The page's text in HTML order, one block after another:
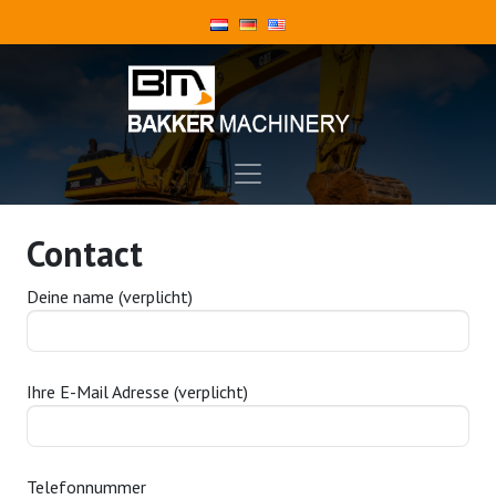
Contact
Deine name (verplicht)
Ihre E-Mail Adresse (verplicht)
Telefonnummer